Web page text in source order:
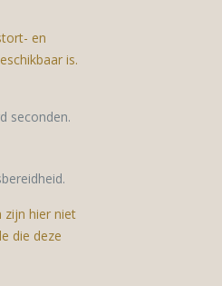
en
is.
seconden.
zijn hier niet
die deze